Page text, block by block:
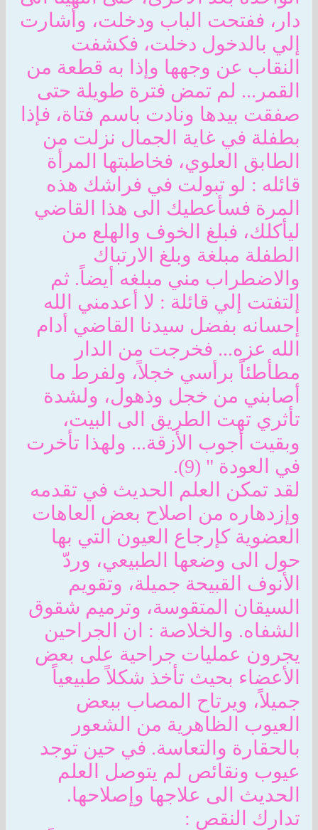
دار، ففتحت الباب ودخلت، وأشارت
إلي بالدخول دخلت، فكشفت
النقاب عن وجهها وإذا به قطعة من
القمر... لم تمض فترة طويلة حتى
صفقت بيدها ونادت باسم فتاة، فإذا
بطفلة في غاية الجمال نزلت من
الطابق العلوي، فخاطبتها المرأة
قائله : لو تبولت في فراشك هذه
المرة فسأعطيك الى هذا القاضي
ليأكلك، فبلغ الخوف والهلع من
الطفلة مبلغة وبلغ الارتباك
والاضطراب مني مبلغه أيضاً. ثم
إلتفتت إلي قائلة : لا أعدمني الله
إحسانه بفضل سيدنا القاضي أدام
الله عزه... فخرجت من الدار
مطأطئاً برأسي خجلاً، ولفرط ما
أصابني من خجل وذهول، ولشدة
تأثري تهت الطريق الى البيت،
وبقيت أجوب الأزقة... ولهذا تأخرت
في العودة " (9).
لقد تمكن العلم الحديث في تقدمه
وإزدهاره من اصلاح بعض العاهات
العضوية كإرجاع العيون التي بها
حول الى وضعها الطبيعي، وردّ
الأنوف القبيحة جميلة، وتقويم
السيقان المتقوسة، وترميم شقوق
الشفاه. والخلاصة : ان الجراحين
يجرون عمليات جراحية على بعض
الأعضاء بحيث تأخذ شكلاً طبيعياً
جميلاً، ويرتاح المصاب ببعض
العيوب الظاهرية من الشعور
بالحقارة والتعاسة. في حين توجد
عيوب ونقائص لم يتوصل العلم
الحديث الى علاجها وإصلاحها.
تدارك النقص :